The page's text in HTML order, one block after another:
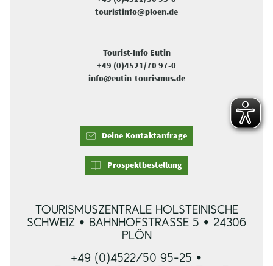
touristinfo@ploen.de
Tourist-Info Eutin
+49 (0)4521/70 97-0
info@eutin-tourismus.de
Deine Kontaktanfrage
Prospektbestellung
TOURISMUSZENTRALE HOLSTEINISCHE
SCHWEIZ • BAHNHOFSTRASSE 5 • 24306 P
LÖN
+49 (0)4522/50 95-25 •